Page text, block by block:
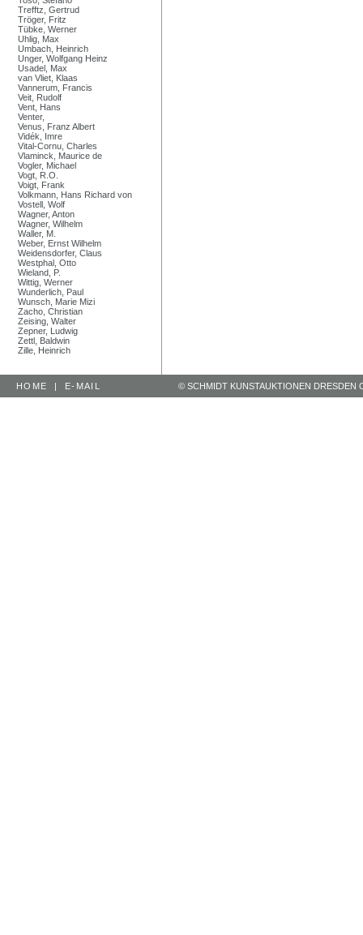
Trefftz, Gertrud
Tröger, Fritz
Tübke, Werner
Uhlig, Max
Umbach, Heinrich
Unger, Wolfgang Heinz
Usadel, Max
van Vliet, Klaas
Vannerum, Francis
Veit, Rudolf
Vent, Hans
Venter,
Venus, Franz Albert
Vidék, Imre
Vital-Cornu, Charles
Vlaminck, Maurice de
Vogler, Michael
Vogt, R.O.
Voigt, Frank
Volkmann, Hans Richard von
Vostell, Wolf
Wagner, Anton
Wagner, Wilhelm
Waller, M.
Weber, Ernst Wilhelm
Weidensdorfer, Claus
Westphal, Otto
Wieland, P.
Wittig, Werner
Wunderlich, Paul
Wunsch, Marie Mizi
Zacho, Christian
Zeising, Walter
Zepner, Ludwig
Zettl, Baldwin
Zille, Heinrich
HOME | E-MAIL © SCHMIDT KUNSTAUKTIONEN DRESDEN